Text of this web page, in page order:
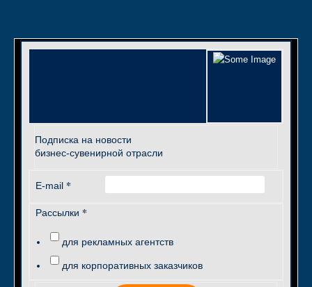
Подписка на новости
бизнес-сувенирной отрасли
E-mail *
Рассылки *
для рекламных агентств
для корпоративных заказчиков